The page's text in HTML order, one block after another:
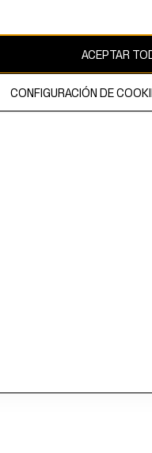
web está protegido por
& Mauritz AB.ACEPTAR
CONFIGURACIÓN DE